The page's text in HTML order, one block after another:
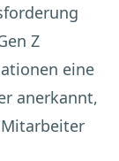
Z
eine
anerkannt,